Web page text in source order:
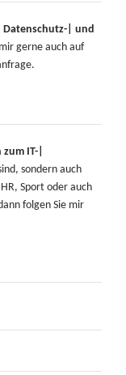
Datenschutz-| und
gerne auch auf
IT-|
sondern auch
Sport oder auch
folgen Sie mir